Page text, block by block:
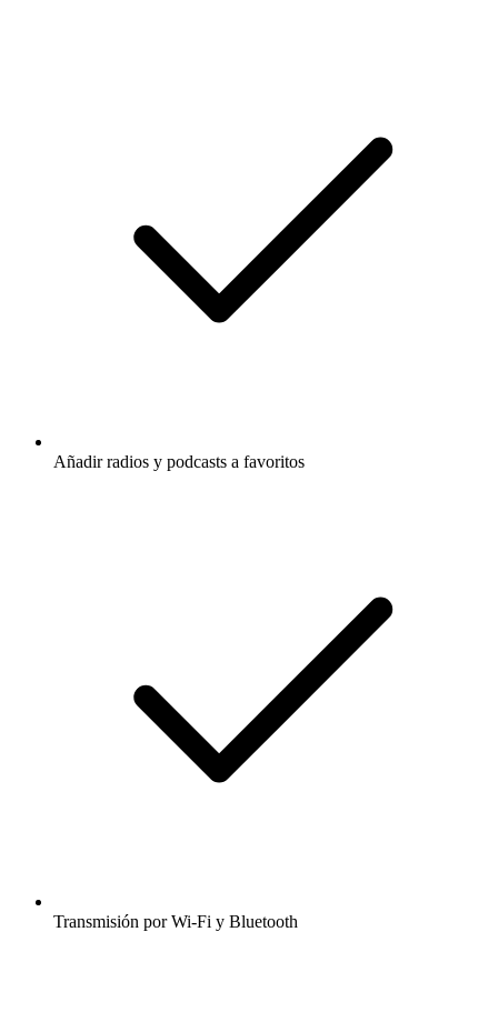
Añadir radios y podcasts a favoritos
Transmisión por Wi-Fi y Bluetooth